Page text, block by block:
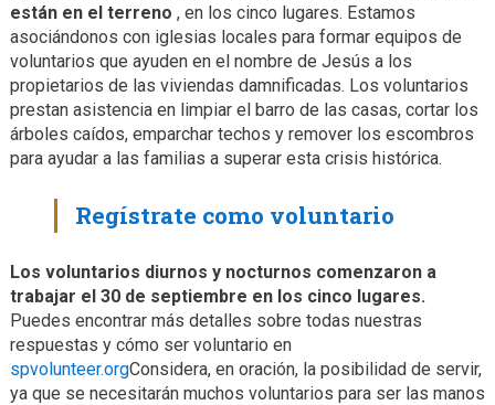
están en el terreno , en los cinco lugares. Estamos
asociándonos con iglesias locales para formar equipos de
voluntarios que ayuden en el nombre de Jesús a los
propietarios de las viviendas damnificadas. Los voluntarios
prestan asistencia en limpiar el barro de las casas, cortar los
árboles caídos, emparchar techos y remover los escombros
para ayudar a las familias a superar esta crisis histórica.
Regístrate como voluntario
Los voluntarios diurnos y nocturnos comenzaron a
trabajar el 30 de septiembre en los cinco lugares.
Puedes encontrar más detalles sobre todas nuestras
respuestas y cómo ser voluntario en
spvolunteer.orgConsidera, en oración, la posibilidad de servir,
ya que se necesitarán muchos voluntarios para ser las manos